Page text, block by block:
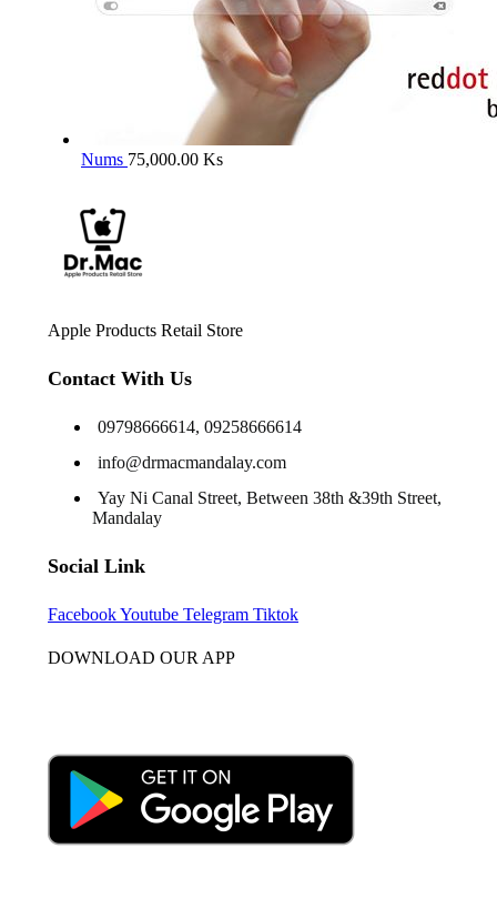
Nums 75,000.00 Ks
Apple Products Retail Store
Contact With Us
09798666614, 09258666614
info@drmacmandalay.com
Yay Ni Canal Street, Between 38th &39th Street,
Mandalay
Social Link
FacebookYoutube Telegram Tiktok
DOWNLOAD OUR APP